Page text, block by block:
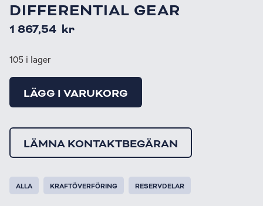
DIFFERENTIAL GEAR
1 867,54 kr
105 i lager
LÄGG I VARUKORG
LÄMNA KONTAKTBEGÄRAN
ALLA KRAFTÖVERFÖRING RESERVDELAR